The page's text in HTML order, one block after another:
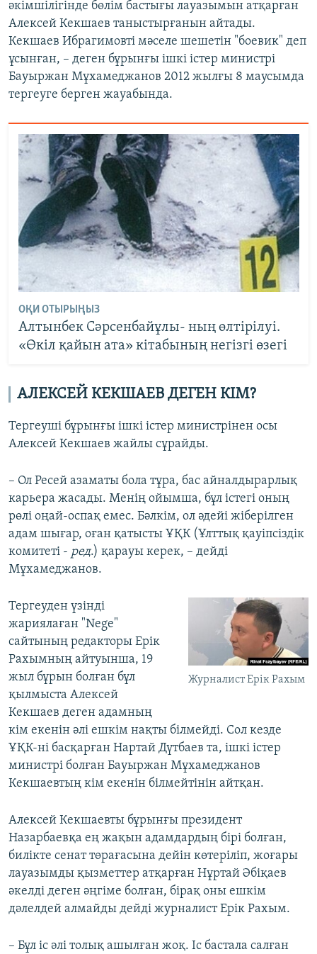
әкімшілігінде бөлім бастығы лауазымын атқарған
Алексей Кекшаев таныстырғанын айтады.
Кекшаев Ибрагимовті мәселе шешетін "боевик" деп
ұсынған, – деген бұрынғы ішкі істер министрі
Бауыржан Мұхамеджанов 2012 жылғы 8 маусымда
тергеуге берген жауабында.
ОҚИ ОТЫРЫҢЫЗ
Алтынбек Сәрсенбайұлы- ның өлтірілуі.
«Өкіл қайын ата» кітабының негізгі өзегі
АЛЕКСЕЙ КЕКШАЕВ ДЕГЕН КІМ?
Тергеуші бұрынғы ішкі істер министрінен осы
Алексей Кекшаев жайлы сұрайды.
– Ол Ресей азаматы бола тұра, бас айналдырарлық
карьера жасады. Менің ойымша, бұл істегі оның
рөлі оңай-оспақ емес. Бәлкім, ол әдейі жіберілген
адам шығар, оған қатысты ҰҚК (Ұлттық қауіпсіздік
комитеті - ред.) қарауы керек, – дейді
Мұхамеджанов.
Журналист Ерік Рахым
Тергеуден үзінді
жариялаған "Nege"
сайтының редакторы Ерік
Рахымның айтуынша, 19
жыл бұрын болған бұл
қылмыста Алексей
Кекшаев деген адамның
кім екенін әлі ешкім нақты білмейді. Сол кезде
ҰҚК-ні басқарған Нартай Дүтбаев та, ішкі істер
министрі болған Бауыржан Мұхамеджанов
Кекшаевтың кім екенін білмейтінін айтқан.
Алексей Кекшаевты бұрынғы президент
Назарбаевқа ең жақын адамдардың бірі болған,
билікте сенат төрағасына дейін көтеріліп, жоғары
лауазымды қызметтер атқарған Нұртай Әбіқаев
әкелді деген әңгіме болған, бірақ оны ешкім
дәлелдей алмайды дейді журналист Ерік Рахым.
– Бұл іс әлі толық ашылған жоқ. Іс бастала салған